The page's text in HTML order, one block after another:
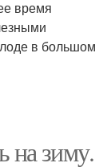
время
в большом
на зиму.